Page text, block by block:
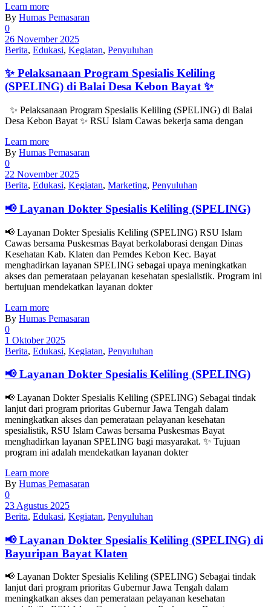
Learn more
By Humas Pemasaran
0
26 November 2025
Berita, Edukasi, Kegiatan, Penyuluhan
✨ Pelaksanaan Program Spesialis Keliling
(SPELING) di Balai Desa Kebon Bayat ✨
✨ Pelaksanaan Program Spesialis Keliling (SPELING) di Balai
Desa Kebon Bayat ✨ RSU Islam Cawas bekerja sama dengan
Learn more
By Humas Pemasaran
0
22 November 2025
Berita, Edukasi, Kegiatan, Marketing, Penyuluhan
📢 Layanan Dokter Spesialis Keliling (SPELING)
📢 Layanan Dokter Spesialis Keliling (SPELING) RSU Islam
Cawas bersama Puskesmas Bayat berkolaborasi dengan Dinas
Kesehatan Kab. Klaten dan Pemdes Kebon Kec. Bayat
menghadirkan layanan SPELING sebagai upaya meningkatkan
akses dan pemerataan pelayanan kesehatan spesialistik. Program ini
bertujuan mendekatkan layanan dokter
Learn more
By Humas Pemasaran
0
1 Oktober 2025
Berita, Edukasi, Kegiatan, Penyuluhan
📢 Layanan Dokter Spesialis Keliling (SPELING)
📢 Layanan Dokter Spesialis Keliling (SPELING) Sebagai tindak
lanjut dari program prioritas Gubernur Jawa Tengah dalam
meningkatkan akses dan pemerataan pelayanan kesehatan
spesialistik, RSU Islam Cawas bersama Puskesmas Bayat
menghadirkan layanan SPELING bagi masyarakat. ✨ Tujuan
program ini adalah mendekatkan layanan dokter
Learn more
By Humas Pemasaran
0
23 Agustus 2025
Berita, Edukasi, Kegiatan, Penyuluhan
📢 Layanan Dokter Spesialis Keliling (SPELING) di
Bayuripan Bayat Klaten
📢 Layanan Dokter Spesialis Keliling (SPELING) Sebagai tindak
lanjut dari program prioritas Gubernur Jawa Tengah dalam
meningkatkan akses dan pemerataan pelayanan kesehatan